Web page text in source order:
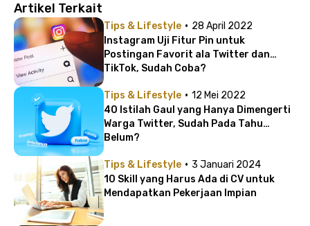
Artikel Terkait
Tips & Lifestyle · 28 April 2022
Instagram Uji Fitur Pin untuk
Postingan Favorit ala Twitter dan
TikTok, Sudah Coba?
Tips & Lifestyle · 12 Mei 2022
40 Istilah Gaul yang Hanya Dimengerti
Warga Twitter, Sudah Pada Tahu
Belum?
Tips & Lifestyle · 3 Januari 2024
10 Skill yang Harus Ada di CV untuk
Mendapatkan Pekerjaan Impian